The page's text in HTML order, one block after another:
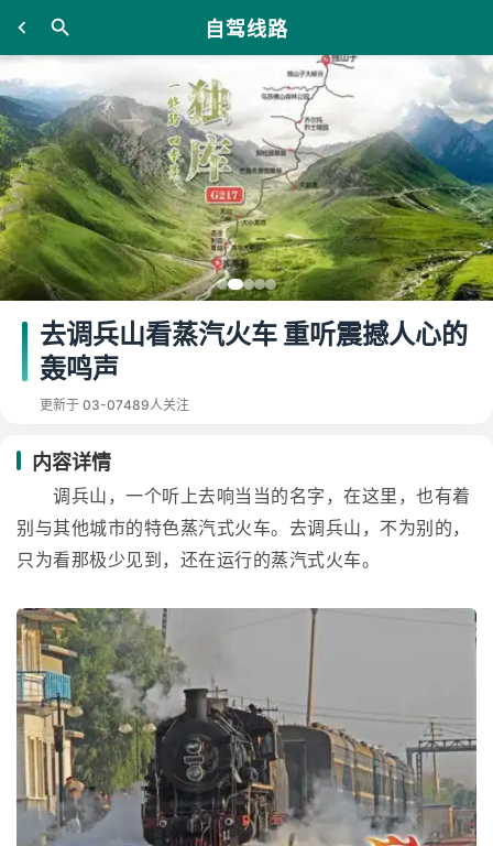
自驾线路
去调兵山看蒸汽火车 重听震撼人心的
轰鸣声
更新于 03-07489人关注
内容详情
调兵山，一个听上去响当当的名字，在这里，也有着
别与其他城市的特色蒸汽式火车。去调兵山，不为别的，
只为看那极少见到，还在运行的蒸汽式火车。